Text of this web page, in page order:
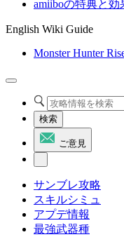
amiiboの特典と効
English Wiki Guide
Monster Hunter
検索
ご意見
サンブレ攻略
スキルシミュ
アプデ情報
最強武器種